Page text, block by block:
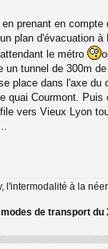
prenant en
plan d'évacuation à
le métro
un tunnel de 300m
place dans l'axe du
quai Courmont. Puis
vers Vieux Lyon
l'intermodalité à la
de transport